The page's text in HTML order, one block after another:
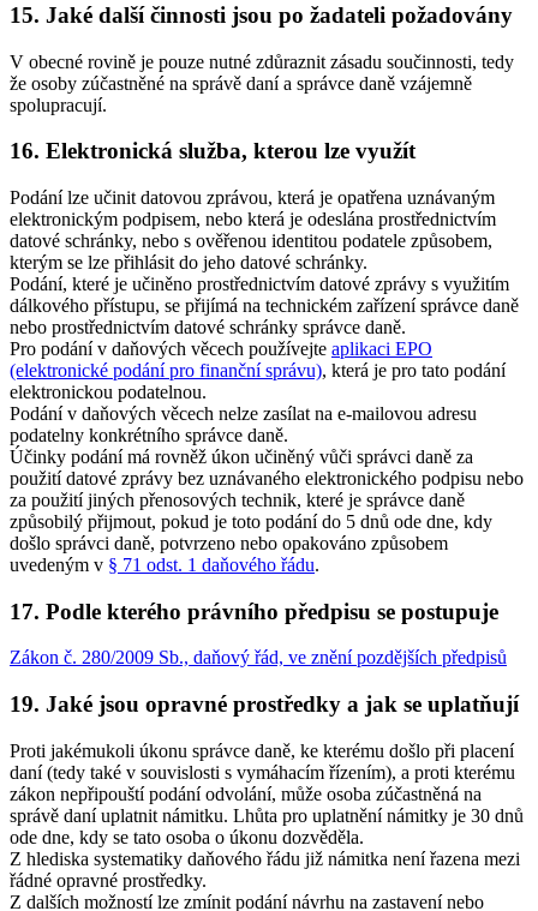
15. Jaké další činnosti jsou po žadateli požadovány
V obecné rovině je pouze nutné zdůraznit zásadu součinnosti, tedy
že osoby zúčastněné na správě daní a správce daně vzájemně
spolupracují.
16. Elektronická služba, kterou lze využít
Podání lze učinit datovou zprávou, která je opatřena uznávaným
elektronickým podpisem, nebo která je odeslána prostřednictvím
datové schránky, nebo s ověřenou identitou podatele způsobem,
kterým se lze přihlásit do jeho datové schránky.
Podání, které je učiněno prostřednictvím datové zprávy s využitím
dálkového přístupu, se přijímá na technickém zařízení správce daně
nebo prostřednictvím datové schránky správce daně.
Pro podání v daňových věcech používejte aplikaci EPO
(elektronické podání pro finanční správu), která je pro tato podání
elektronickou podatelnou.
Podání v daňových věcech nelze zasílat na e-mailovou adresu
podatelny konkrétního správce daně.
Účinky podání má rovněž úkon učiněný vůči správci daně za
použití datové zprávy bez uznávaného elektronického podpisu nebo
za použití jiných přenosových technik, které je správce daně
způsobilý přijmout, pokud je toto podání do 5 dnů ode dne, kdy
došlo správci daně, potvrzeno nebo opakováno způsobem
uvedeným v § 71 odst. 1 daňového řádu.
17. Podle kterého právního předpisu se postupuje
Zákon č. 280/2009 Sb., daňový řád, ve znění pozdějších předpisů
19. Jaké jsou opravné prostředky a jak se uplatňují
Proti jakémukoli úkonu správce daně, ke kterému došlo při placení
daní (tedy také v souvislosti s vymáhacím řízením), a proti kterému
zákon nepřipouští podání odvolání, může osoba zúčastněná na
správě daní uplatnit námitku. Lhůta pro uplatnění námitky je 30 dnů
ode dne, kdy se tato osoba o úkonu dozvěděla.
Z hlediska systematiky daňového řádu již námitka není řazena mezi
řádné opravné prostředky.
Z dalších možností lze zmínit podání návrhu na zastavení nebo